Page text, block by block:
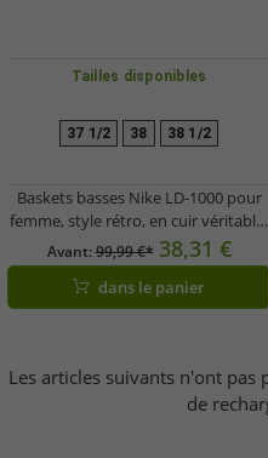
Tailles disponibles
37 1/2 38 38 1/2
Baskets basses Nike LD-1000 pour
femme, style rétro, en cuir véritable,
coloris bleu/jaune (FQ9079 400)
Avant:99,99 €* 38,31 €
dans le panier
Les articles suivants n'ont pas
de